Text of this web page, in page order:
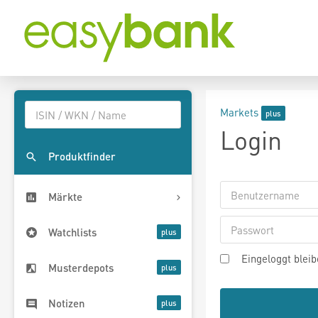
Produktfinder
Märkte
Watchlists
Musterdepots
Notizen
Markets
Login
Eingeloggt